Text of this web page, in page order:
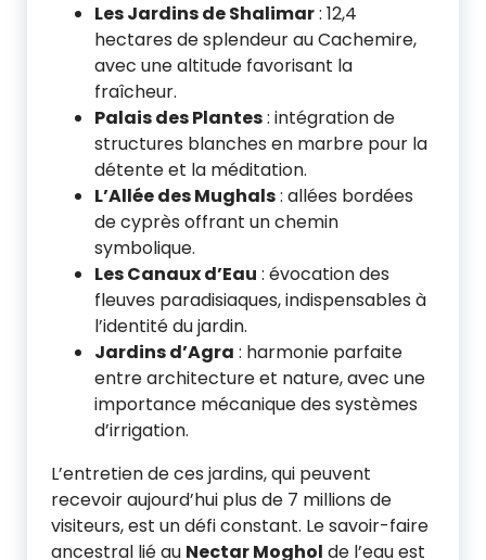
Les Jardins de Shalimar: 12,4
hectares de splendeur au Cachemire,
avec une altitude favorisant la
fraîcheur.
Palais des Plantes: intégration de
structures blanches en marbre pour la
détente et la méditation.
L’Allée des Mughals: allées bordées
de cyprès offrant un chemin
symbolique.
Les Canaux d’Eau : évocation des
fleuves paradisiaques, indispensables à
l’identité du jardin.
Jardins d’Agra : harmonie parfaite
entre architecture et nature, avec une
importance mécanique des systèmes
d’irrigation.
L’entretien de ces jardins, qui peuvent
recevoir aujourd’hui plus de 7 millions de
visiteurs, est un défi constant. Le savoir-faire
ancestral lié au Nectar Moghol de l’eau est